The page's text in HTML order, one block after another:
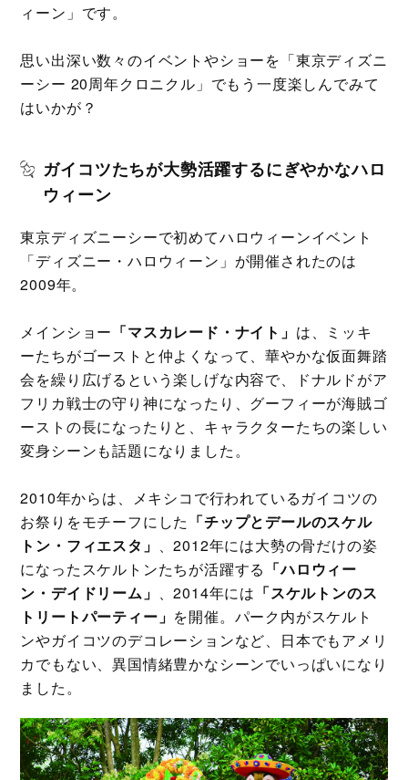
ィーン」です。
思い出深い数々のイベントやショーを「東京ディズニ
ーシー 20周年クロニクル」でもう一度楽しんでみて
はいかが？
ガイコツたちが大勢活躍するにぎやかなハロ
ウィーン
東京ディズニーシーで初めてハロウィーンイベント
「ディズニー・ハロウィーン」が開催されたのは
2009年。
メインショー 「マスカレード・ナイト」 は、ミッキ
ーたちがゴーストと仲よくなって、華やかな仮面舞踏
会を繰り広げるという楽しげな内容で、ドナルドがア
フリカ戦士の守り神になったり、グーフィーが海賊ゴ
ーストの長になったりと、キャラクターたちの楽しい
変身シーンも話題になりました。
2010年からは、メキシコで行われているガイコツの
お祭りをモチーフにした 「チップとデールのスケル
トン・フィエスタ」
、2012年には大勢の骨だけの姿
になったスケルトンたちが活躍する 「ハロウィー
ン・デイドリーム」
、2014年には 「スケルトンのス
トリートパーティー」 を開催。パーク内がスケルト
ンやガイコツのデコレーションなど、日本でもアメリ
カでもない、異国情緒豊かなシーンでいっぱいになり
ました。